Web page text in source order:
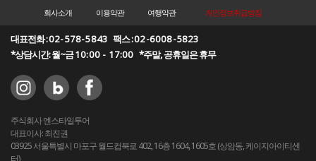
회사소개 이용약관 여행약관 개인정보취급방침
대표전화 :02-578-5843 팩스 :02-6008-5823
*상담시간: 월~금10:00 - 17:00 *주말, 공휴일은 휴무
주식회사 엔스타일투어
대표이사: 최진권
03925 서울특별시 마포구 월드컵북로 402, 16층 1604, 1605호 (상암동, 케이지아이티센
터)